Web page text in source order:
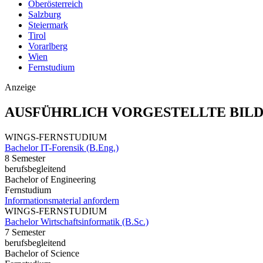
Oberösterreich
Salzburg
Steiermark
Tirol
Vorarlberg
Wien
Fernstudium
Anzeige
AUSFÜHRLICH VORGESTELLTE
WINGS-FERNSTUDIUM
Bachelor IT-Forensik (B.Eng.)
8 Semester
berufsbegleitend
Bachelor of Engineering
Fernstudium
Informationsmaterial anfordern
WINGS-FERNSTUDIUM
Bachelor Wirtschaftsinformatik (B.Sc.)
7 Semester
berufsbegleitend
Bachelor of Science